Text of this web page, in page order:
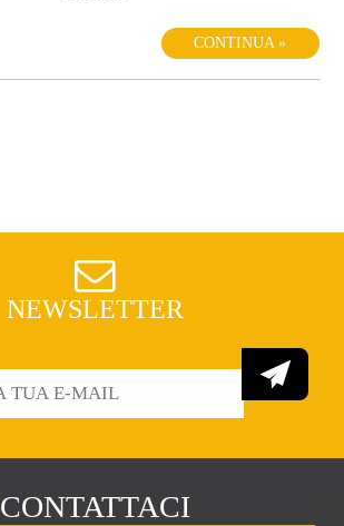
CONTINUA »
NEWSLETTER
CONTATTACI